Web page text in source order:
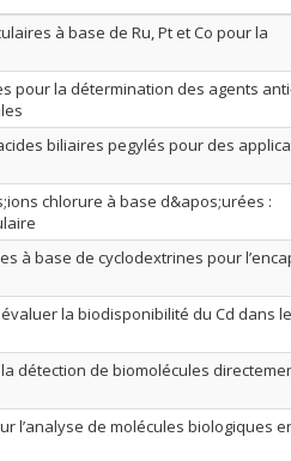
à base de Ru, Pt et Co pour la
pour la détermination des agents
biliaires pegylés pour des
chlorure à base d&apos;urées :
à base de cyclodextrines pour
la biodisponibilité du Cd dans
détection de biomolécules
l’analyse de molécules biologiques